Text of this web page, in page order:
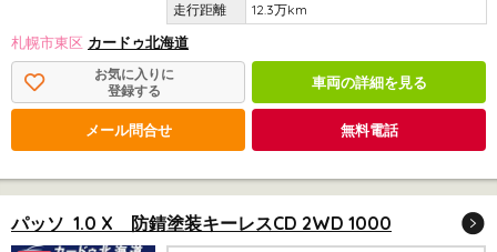
12.3万km
札幌市東区 カードゥ北海道
お気に入りに
登録する
車両の詳細を見る
メール問合せ 無料電話
パッソ 1.0 X 防錆塗装キーレスCD 2WD 1000